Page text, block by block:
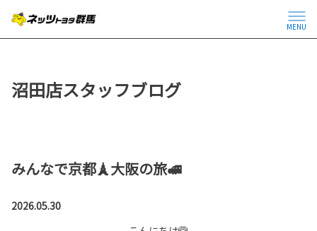
MENU
沼田店スタッフブログ
みんなで京都🗼大阪の旅🚅
2026.05.30